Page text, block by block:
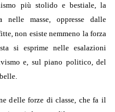
più stolido e bestiale, la
nelle masse, oppresse dalle
non esiste nemmeno la forza
si esprime nelle esalazioni
e, sul piano politico, del
delle forze di classe, che fa il